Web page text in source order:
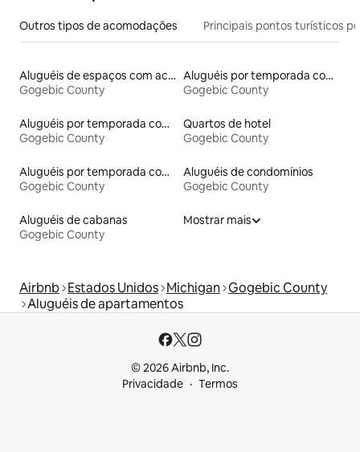
Outros tipos de acomodações Principais pontos turísticos
Aluguéis de espaços com acesso direto a pistas de esqui
Gogebic County
Aluguéis por temporada com banheira de hidromassagem
Gogebic County
Aluguéis por temporada com acesso ao lago
Gogebic County
Quartos de hotel
Gogebic County
Aluguéis por temporada com caiaque
Gogebic County
Aluguéis de condomínios
Gogebic County
Aluguéis de cabanas
Gogebic County
Mostrar mais
Airbnb Estados Unidos Michigan Gogebic County
Aluguéis de apartamentos
© 2026 Airbnb, Inc.
Privacidade
Termos